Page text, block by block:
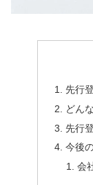
先行
どん
先行
今後
会